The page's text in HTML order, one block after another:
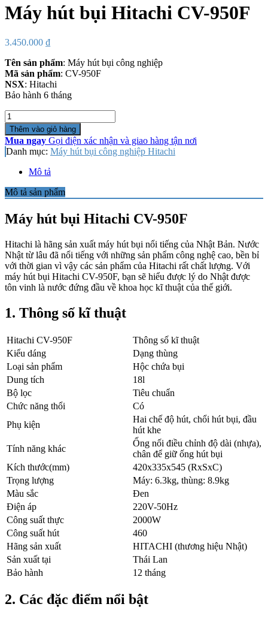
Máy hút bụi Hitachi CV-950F
3.450.000 ₫
Tên sản phẩm: Máy hút bụi công nghiệp
Mã sản phẩm: CV-950F
NSX: Hitachi
Bảo hành 6 tháng
Số
lượng
Thêm vào giỏ hàng
Mua ngay Gọi điện xác nhận và giao hàng tận nơi
Danh mục: Máy hút bụi công nghiệp Hitachi
Mô tả
Mô tả sản phẩm
Máy hút bụi Hitachi CV-950F
Hitachi là hãng sản xuất máy hút bụi nổi tiếng của Nhật Bản. Nước
Nhật từ lâu đã nổi tiếng với những sản phẩm công nghệ cao, bền bỉ
với thời gian vì vậy các sản phẩm của Hitachi rất chất lượng. Với
máy hút bụi Hitachi CV-950F, bạn sẽ hiểu được lý do Nhật được
tôn vinh là nước đứng đầu về khoa học kĩ thuật của thế giới.
1. Thông số kĩ thuật
Hitachi CV-950F
Thông số kĩ thuật
Kiểu dáng
Dạng thùng
Loại sản phẩm
Hộc chứa bụi
Dung tích
18l
Bộ lọc
Tiêu chuẩn
Chức năng thổi
Có
Phụ kiện
Hai chế độ hút, chổi hút bụi, đầu
hút khe
Tính năng khác
Ống nối điều chỉnh độ dài (nhựa),
chân để giữ ống hút bụi
Kích thước(mm)
420x335x545 (RxSxC)
Trọng lượng
Máy: 6.3kg, thùng: 8.9kg
Màu sắc
Đen
Điện áp
220V-50Hz
Công suất thực
2000W
Công suất hút
460
Hãng sản xuất
HITACHI (thương hiệu Nhật)
Sản xuất tại
Thái Lan
Bảo hành
12 tháng
2. Các đặc điểm nổi bật